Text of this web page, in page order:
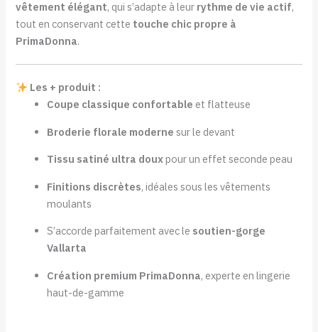
vêtement élégant, qui s’adapte à leur rythme de vie actif,
tout en conservant cette touche chic propre à
PrimaDonna.
Les + produit :
Coupe classique confortable et flatteuse
Broderie florale moderne sur le devant
Tissu satiné ultra douxpour un effet seconde peau
Finitions discrètes, idéales sous les vêtements
moulants
S’accorde parfaitement avec le soutien-gorge
Vallarta
Création premium PrimaDonna, experte en lingerie
haut-de-gamme